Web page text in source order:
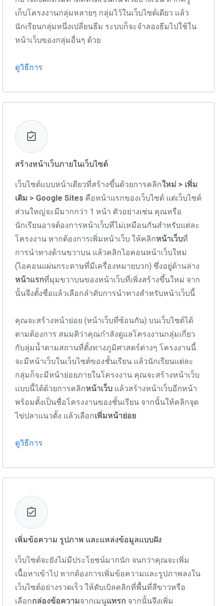
เก็บโครงงานกลุ่มหลายๆ กลุ่มไว้ในเว็บไซต์เดียว แล้ว
นักเรียนกลุ่มหนึ่งเปลี่ยนธีม ระบบก็จะจำลองธีมไปใช้ใน
หน้าเว็บของกลุ่มอื่นๆ ด้วย
ดูวิธีการ
สร้างหน้าเว็บภายในเว็บไซต์
เว็บไซต์แบบหน้าเดียวที่สร้างขึ้นด้วยการคลิกใหม่ > เพิ่ม
เติม > Google Sites คือหน้าแรกของเว็บไซต์ แต่เว็บไซต์
ส่วนใหญ่จะมีมากกว่า 1 หน้า ตัวอย่างเช่น คุณหรือ
นักเรียนอาจต้องการหน้าเว็บที่ไม่เหมือนกันสำหรับแต่ละ
โครงงาน หากต้องการเพิ่มหน้าเว็บ ให้คลิกหน้าเว็บที่
การนำทางด้านขวาบน แล้วคลิกไอคอนหน้าเว็บใหม่
(ไอคอนแผ่นกระดาษที่มีเครื่องหมายบวก) ซึ่งอยู่ด้านล่าง
หน้าแรกที่มุมขวาบนของหน้าเว็บที่เพิ่งสร้างขึ้นใหม่ จาก
นั้นจึงตั้งชื่อแล้วเลือกลำดับการนำทางสำหรับหน้าเว็บนี้
คุณจะสร้างหน้าย่อย (หน้าเว็บที่ซ้อนกัน) บนเว็บไซต์ได้
ตามต้องการ สมมติว่าคุณกำลังดูแลโครงงานกลุ่มเกี่ยว
กับลุ่มน้ำตามสถานที่ตั้งทางภูมิศาสตร์ต่างๆ โครงงานนี้
จะมีหน้าเว็บในเว็บไซต์ของชั้นเรียน แล้วนักเรียนแต่ละ
กลุ่มก็จะมีหน้าย่อยภายในโครงงาน คุณจะสร้างหน้าเว็บ
แบบนี้ได้ด้วยการคลิกหน้าเว็บ แล้วสร้างหน้าเว็บอีกหน้า
พร้อมตั้งเป็นชื่อโครงงานของชั้นเรียน จากนั้นให้คลิกจุด
ไข่ปลาแนวตั้ง แล้วเลือกเพิ่มหน้าย่อย
ดูวิธีการ
เพิ่มข้อความ รูปภาพ และแหล่งข้อมูลแบบฝัง
เว็บไซต์จะยังไม่มีประโยชน์มากนัก จนกว่าคุณจะเพิ่ม
เนื้อหาเข้าไป หากต้องการเพิ่มข้อความและรูปภาพลงใน
เว็บไซต์อย่างรวดเร็ว ให้ดับเบิลคลิกที่พื้นที่สีขาวหรือ
เลือกกล่องข้อความจากเมนูแทรก จากนั้นจึงเพิ่ม